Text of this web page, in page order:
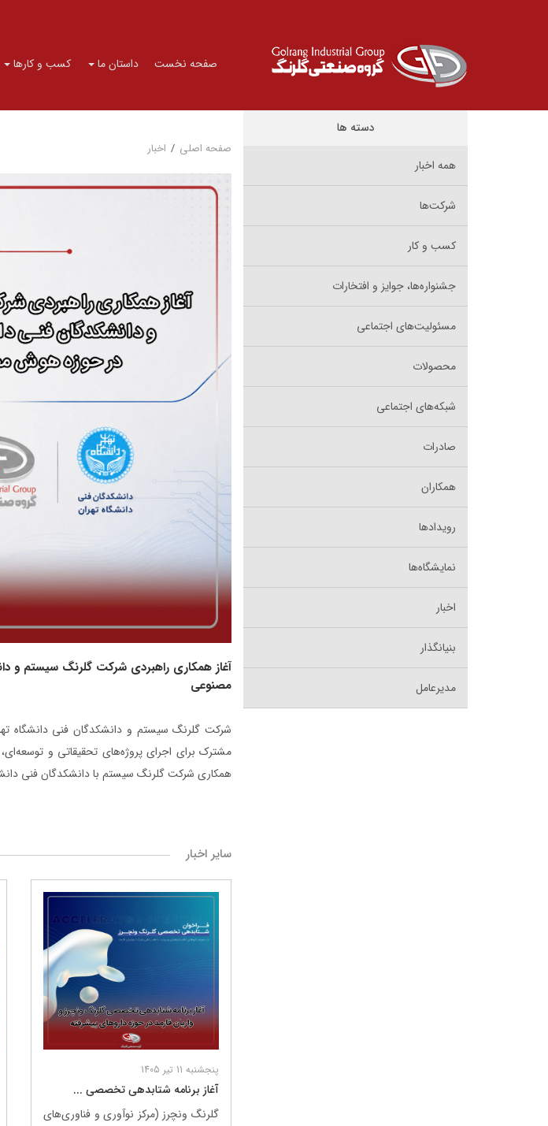
صفحه نخست داستان ما کسب و کارها
دسته ها
همه اخبار
شرکت‌ها
کسب و کار
جشنواره‌ها، جوایز و افتخارات
مسئولیت‌های اجتماعی
محصولات
شبکه‌های اجتماعی
صادرات
همکاران
رویدادها
نمایشگاه‌ها
اخبار
بنیانگذار
مدیرعامل
صفحه اصلی / اخبار
آغاز همکاری راهبردی شرکت گلرنگ‌ سیستم و
مصنوعی
شرکت گلرنگ ‌سیستم و دانشکدگان فنی دانشگاه
مشترک برای اجرای پروژه‌های تحقیقاتی و
همکاری شرکت گلرنگ سیستم با دانشکدگان فنی
سایر اخبار
پنجشنبه 11 تیر 1405
آغاز برنامه شتابدهی تخصصی ...
گلرنگ ونچرز (مرکز نوآوری و فناوری‌های